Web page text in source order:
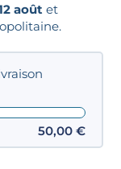
août et
50,00 €